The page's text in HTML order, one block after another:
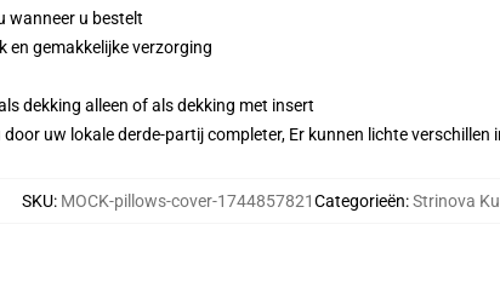
wanneer u bestelt
en gemakkelijke verzorging
dekking alleen of als dekking met insert
uw lokale derde-partij completer, Er kunnen lichte
SKU: MOCK-pillows-cover-1744857821Categorieën:Strinova